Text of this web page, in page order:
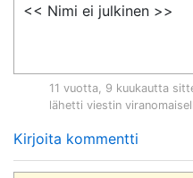
<< Nimi ei julkinen >>
11 vuotta, 9 kuukautta
lähetti viestin
Kirjoita kommentti